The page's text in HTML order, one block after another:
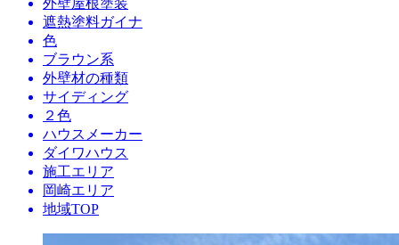
外壁屋根塗装
遮熱塗料ガイナ
色
ブラウン系
外壁材の種類
サイディング
２色
ハウスメーカー
ダイワハウス
施工エリア
岡崎エリア
地域TOP